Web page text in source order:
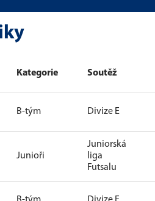
Kategorie Soutěž
B-tým Divize E
Junioři
Juniorská
liga
Futsalu